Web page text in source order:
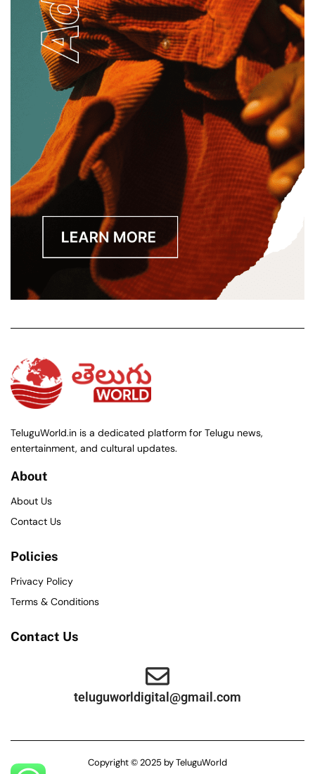
TeluguWorld.in is a dedicated platform for Telugu news,
entertainment, and cultural updates.
About
About Us
Contact Us
Policies
Privacy Policy
Terms & Conditions
Contact Us
teluguworldigital@gmail.com
Copyright © 2025 by TeluguWorld